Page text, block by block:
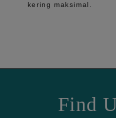
kering maksimal.
Find